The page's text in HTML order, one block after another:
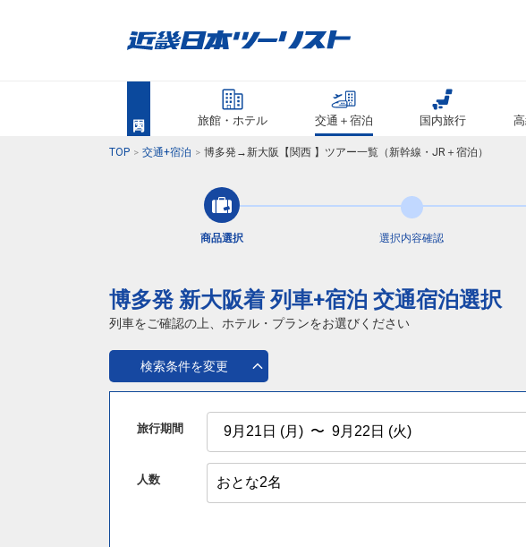
旅館・ホテル 交通＋宿泊 国内旅行
TOP 交通+宿泊 博多発→新大阪【関西 】ツアー一覧（新幹線・JR＋宿泊）
商品選択 選択内容確認
博多発 新大阪着 列車+宿泊 交通宿泊選択
列車をご確認の上、ホテル・プランをお選びください
検索条件を変更
旅行期間
人数